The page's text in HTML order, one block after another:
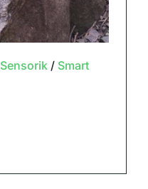
Sensorik/ Smart